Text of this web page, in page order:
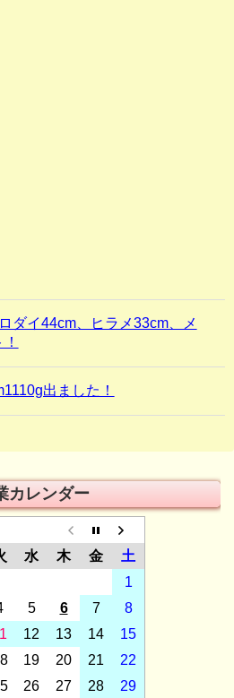
ダイ44cm、ヒラメ33cm、メ
出ました！
カレンダー
水 木 金
土
1
5 6 7
8
12 13 14
15
19 20 21
22
26 27 28
29